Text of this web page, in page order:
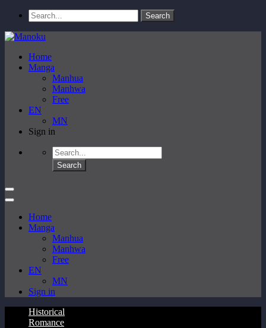
Home
Manga
Manhua
Manhwa
Free
EN
MN
Sign in
Home
Manga
Manhua
Manhwa
Free
EN
MN
Sign in
Historical
Romance